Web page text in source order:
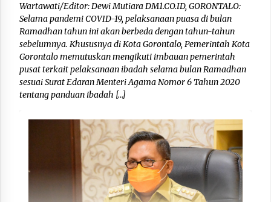
Wartawati/Editor: Dewi Mutiara DM1.CO.ID, GORONTALO:
Selama pandemi COVID-19, pelaksanaan puasa di bulan
Ramadhan tahun ini akan berbeda dengan tahun-tahun
sebelumnya. Khususnya di Kota Gorontalo, Pemerintah Kota
Gorontalo memutuskan mengikuti imbauan pemerintah
pusat terkait pelaksanaan ibadah selama bulan Ramadhan
sesuai Surat Edaran Menteri Agama Nomor 6 Tahun 2020
tentang panduan ibadah […]